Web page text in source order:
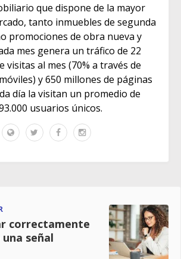
que dispone de la mayor
tanto inmuebles de segunda
promociones de obra nueva y
mes genera un tráfico de 22
visitas al mes (70% a través de
y 650 millones de páginas
día la visitan un promedio de
usuarios únicos.
correctamente
señal